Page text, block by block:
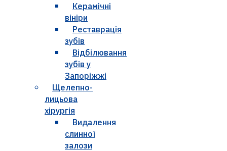
Керамічні
вініри
Реставрація
зубів
Відбілювання
зубів у
Запоріжжі
Щелепно-
лицьова
хірургія
Видалення
слинної
залози